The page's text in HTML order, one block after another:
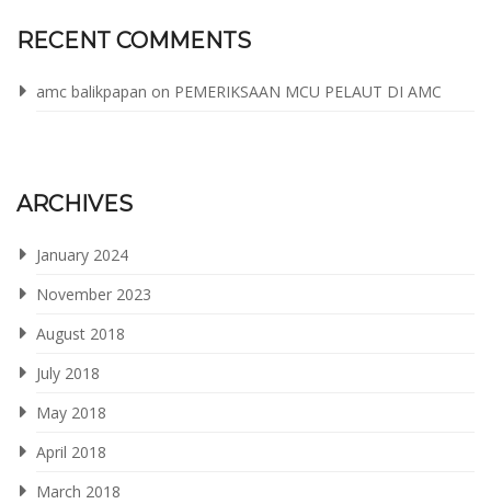
RECENT COMMENTS
amc balikpapan on PEMERIKSAAN MCU PELAUT DI AMC
ARCHIVES
January 2024
November 2023
August 2018
July 2018
May 2018
April 2018
March 2018